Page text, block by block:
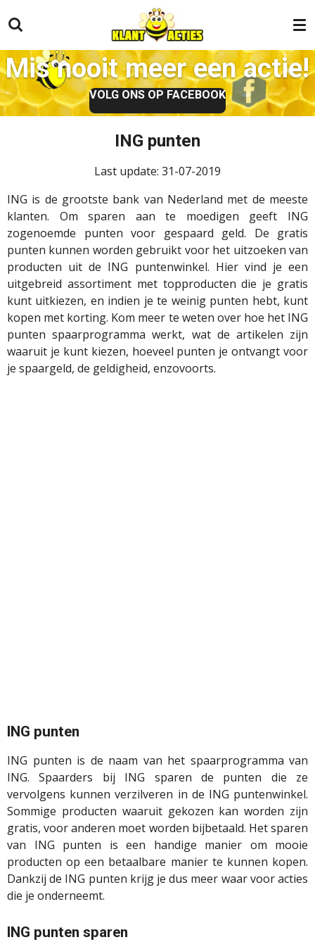
direct
naar
de
hoofdinhoud
Mis nooit meer een actie!
VOLG ONS OP FACEBOOK
ING punten
Last update: 31-07-2019
ING is de grootste bank van Nederland met de meeste
klanten. Om sparen aan te moedigen geeft ING
zogenoemde punten voor gespaard geld. De gratis
punten kunnen worden gebruikt voor het uitzoeken van
producten uit de ING puntenwinkel. Hier vind je een
uitgebreid assortiment met topproducten die je gratis
kunt uitkiezen, en indien je te weinig punten hebt, kunt
kopen met korting. Kom meer te weten over hoe het ING
punten spaarprogramma werkt, wat de artikelen zijn
waaruit je kunt kiezen, hoeveel punten je ontvangt voor
je spaargeld, de geldigheid, enzovoorts.
ING punten
ING punten is de naam van het spaarprogramma van
ING. Spaarders bij ING sparen de punten die ze
vervolgens kunnen verzilveren in de ING puntenwinkel.
Sommige producten waaruit gekozen kan worden zijn
gratis, voor anderen moet worden bijbetaald. Het sparen
van ING punten is een handige manier om mooie
producten op een betaalbare manier te kunnen kopen.
Dankzij de ING punten krijg je dus meer waar voor acties
die je onderneemt.
ING punten sparen